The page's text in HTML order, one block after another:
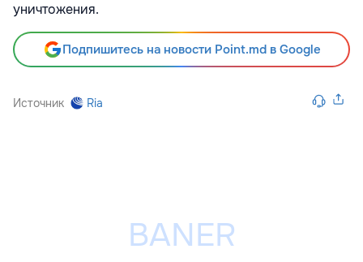
уничтожения.
Подпишитесь на новости Point.md в Google
Источник Ria